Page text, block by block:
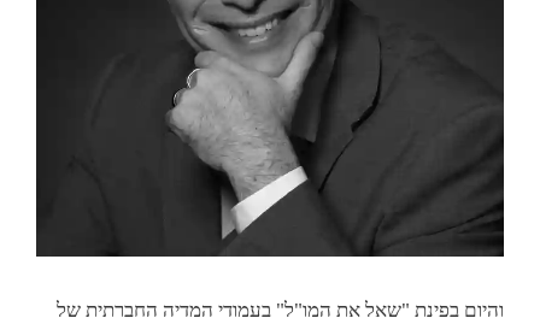
והיום בפינת "שאל את המו"ל" בעמודי המדיה החברתית של